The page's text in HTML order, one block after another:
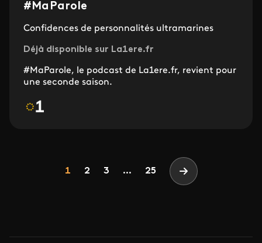
#MaParole
Confidences de personnalités ultramarines
Déjà disponible sur La1ere.fr
#MaParole, le podcast de La1ere.fr, revient pour
une seconde saison.
Page
1 Page
2 Page
3 ... 25 Page suivante